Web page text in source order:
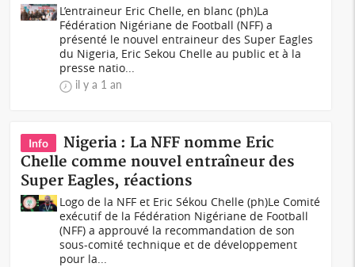
L’entraineur Eric Chelle, en blanc (ph)La
Fédération Nigériane de Football (NFF) a
présenté le nouvel entraineur des Super Eagles
du Nigeria, Eric Sekou Chelle au public et à la
presse natio...
il y a 1 an
Info
Nigeria : La NFF nomme Eric
Chelle comme nouvel entraîneur des
Super Eagles, réactions
Logo de la NFF et Eric Sékou Chelle (ph)Le Comité
exécutif de la Fédération Nigériane de Football
(NFF) a approuvé la recommandation de son
sous-comité technique et de développement
pour la...